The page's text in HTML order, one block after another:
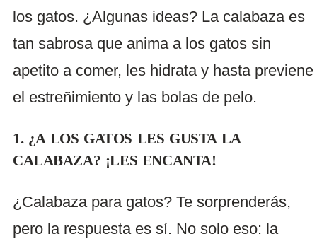
los gatos. ¿Algunas ideas? La calabaza es
tan sabrosa que anima a los gatos sin
apetito a comer, les hidrata y hasta previene
el estreñimiento y las bolas de pelo.
1. ¿A LOS GATOS LES GUSTA LA
CALABAZA? ¡LES ENCANTA!
¿Calabaza para gatos? Te sorprenderás,
pero la respuesta es sí. No solo eso: la